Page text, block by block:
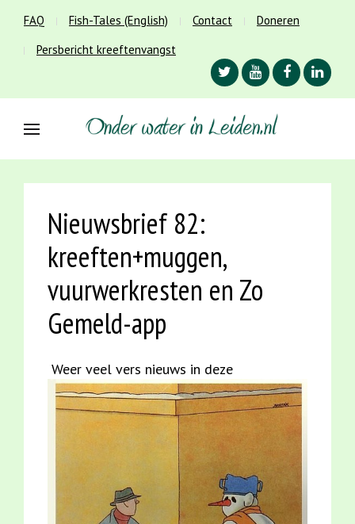
FAQ Fish-Tales (English) Contact
Doneren
Persbericht kreeftenvangst
Nieuwsbrief 82:
kreeften+muggen,
vuurwerkresten en Zo
Gemeld-app
Weer veel vers nieuws in deze